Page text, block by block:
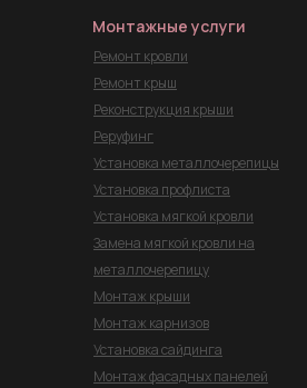
Монтажные услуги
Ремонт кровли
Ремонт крыш
Реконструкция крыши
Реруфинг
Установка металлочерепицы
Установка профлиста
Установка мягкой кровли
Замена мягкой кровли на
металлочерепицу
Монтаж крыши
Монтаж карнизов
Установка сайдинга
Монтаж фасадных панелей